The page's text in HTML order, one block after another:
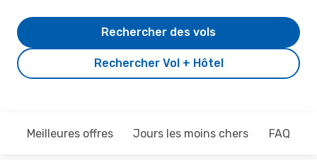
Rechercher Vol + Hôtel
Rechercher des vols
Meilleures offres Jours les moins chers FAQ